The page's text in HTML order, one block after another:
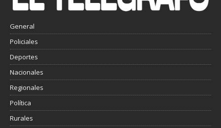
General
Policiales
Deportes
Nacionales
Regionales
Política
Rurales